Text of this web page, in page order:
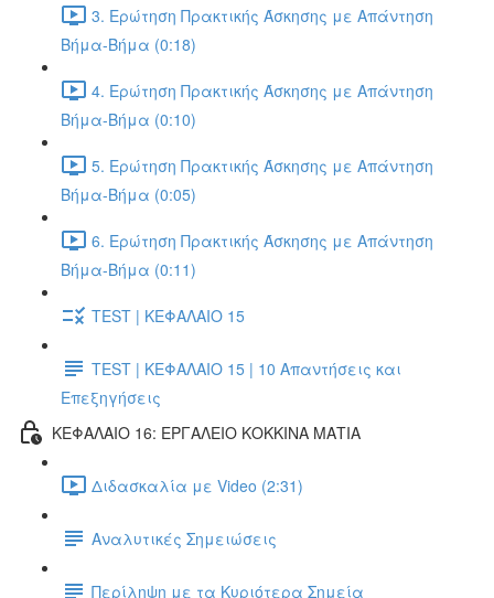
3. Ερώτηση Πρακτικής Άσκησης με Απάντηση
Βήμα-Βήμα (0:18)
4. Ερώτηση Πρακτικής Άσκησης με Απάντηση
Βήμα-Βήμα (0:10)
5. Ερώτηση Πρακτικής Άσκησης με Απάντηση
Βήμα-Βήμα (0:05)
6. Ερώτηση Πρακτικής Άσκησης με Απάντηση
Βήμα-Βήμα (0:11)
TEST | ΚΕΦΑΛΑΙΟ 15
TEST | ΚΕΦΑΛΑΙΟ 15 | 10 Απαντήσεις και
Επεξηγήσεις
ΚΕΦΑΛΑΙΟ 16: ΕΡΓΑΛΕΙΟ ΚΟΚΚΙΝΑ ΜΑΤΙΑ
Διδασκαλία με Video (2:31)
Αναλυτικές Σημειώσεις
Περίληψη με τα Κυριότερα Σημεία